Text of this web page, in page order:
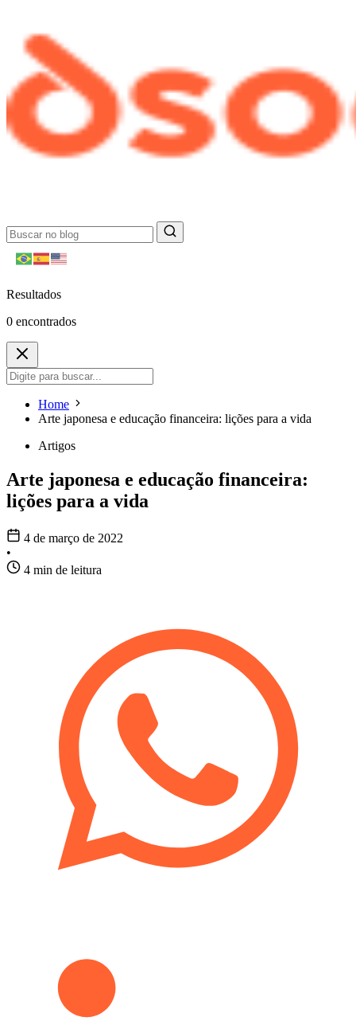
Resultados
0 encontrados
Home
Arte japonesa e educação financeira: lições para a vida
Artigos
Arte japonesa e educação financeira:
lições para a vida
4 de março de 2022
•
4 min de leitura